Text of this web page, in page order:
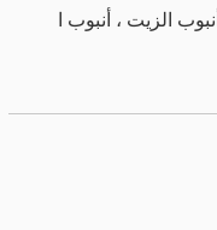
الزيت ، أنبوب ا